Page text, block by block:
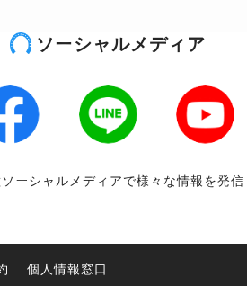
ソーシャルメディア
LINE Youtube
ーシャルメディアで様々な情報を発信
個人情報窓口